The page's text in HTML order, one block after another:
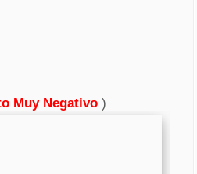
Muy Negativo )